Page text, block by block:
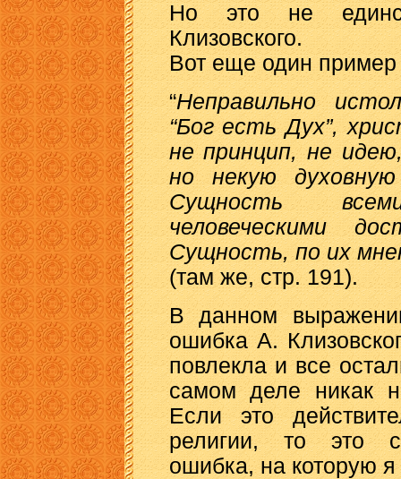
Но это не
Клизовского.
Вот еще один пример
“Неправильно
“Бог есть Дух”,
не принцип, не
но некую
Сущность
человеческими
Сущность, по их
(там же, стр. 191).
В данном
ошибка А.
повлекла и все
самом деле никак
Если это
религии, то это
ошибка, на которую